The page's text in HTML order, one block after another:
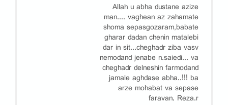
Allah u abha dustane azize
man.... vaghean az zahamate
shoma sepasgozaram,babate
gharar dadan chenin matalebi
dar in sit...cheghadr ziba vasv
nemodand jenabe n.saiedi... va
cheghadr delneshin farmodand
jamale aghdase abha..!!! ba
arze mohabat va sepase
faravan. Reza.r